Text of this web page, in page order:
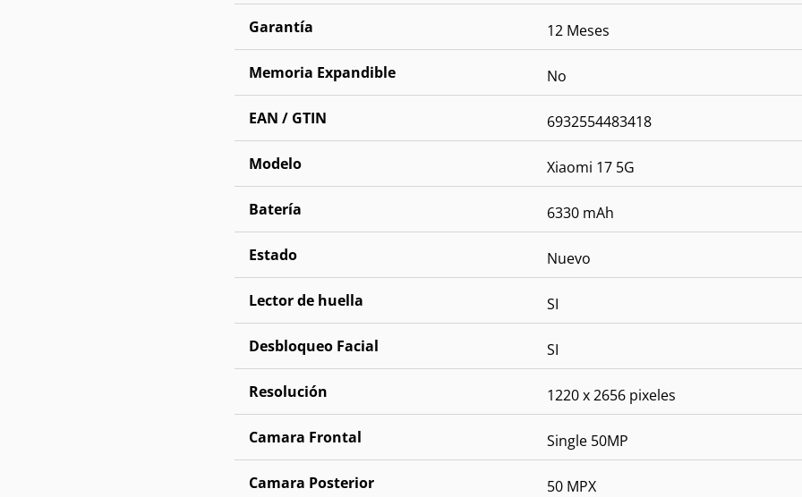
Garantía 12 Meses
Memoria Expandible No
EAN / GTIN 6932554483418
Modelo Xiaomi 17 5G
Batería 6330 mAh
Estado Nuevo
Lector de huella SI
Desbloqueo Facial SI
Resolución 1220 x 2656 pixeles
Camara Frontal Single 50MP
Camara Posterior 50 MPX